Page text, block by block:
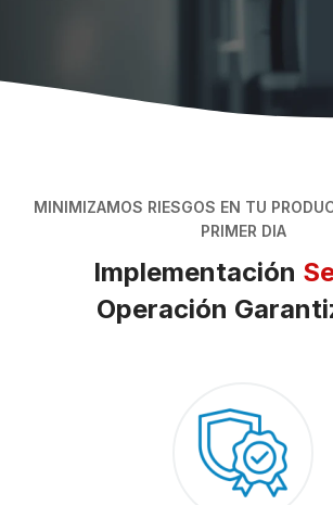
MINIMIZAMOS RIESGOS EN TU
PRIMER DIA
Implementación
Operación